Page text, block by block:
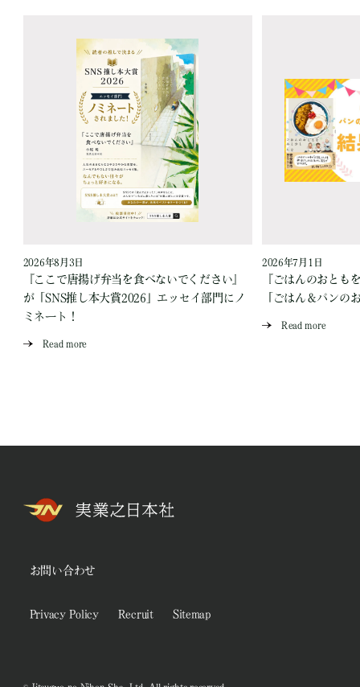
2026年8月3日
『ここで唐揚げ弁当を食べないでください』
が「SNS推し本大賞2026」エッセイ部門にノ
ミネート！
Read more
2026年7月1日
『ごはんのおとも
「ごはん＆パンの
Read more
お問い合わせ
Privacy Policy Recruit Sitemap